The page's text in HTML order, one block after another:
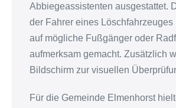
Abbiegeassistenten ausgestattet.
der Fahrer eines Löschfahrzeuges
auf mögliche Fußgänger oder
aufmerksam gemacht. Zusätzlich
Bildschirm zur visuellen
Für die Gemeinde Elmenhorst